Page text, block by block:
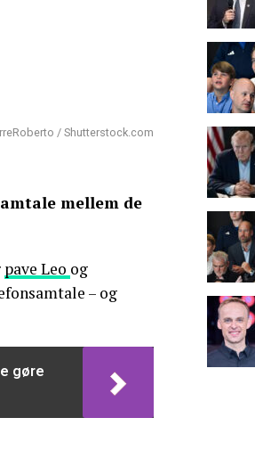
/ Shutterstock.com
mellem de
pave Leo og
– og
gøre